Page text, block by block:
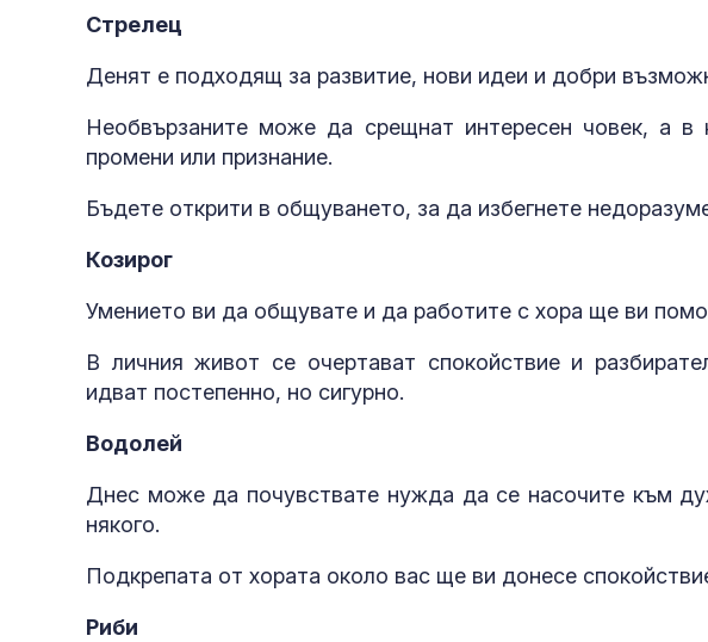
Стрелец
Денят е подходящ за развитие, нови идеи и добри
Необвързаните може да срещнат интересен човек, а в
промени или признание.
Бъдете открити в общуването, за да избегнете
Козирог
Умението ви да общувате и да работите с хора ще ви
В личния живот се очертават спокойствие и
идват постепенно, но сигурно.
Водолей
Днес може да почувствате нужда да се насочите към
някого.
Подкрепата от хората около вас ще ви донесе
Риби